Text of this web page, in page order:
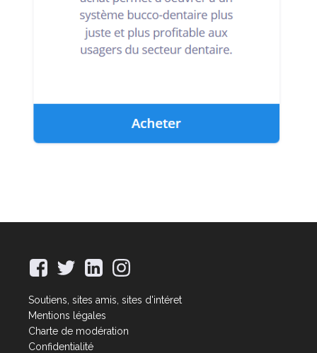
Soutiens, sites amis, sites d'intéret
Mentions légales
Charte de modération
Confidentialité